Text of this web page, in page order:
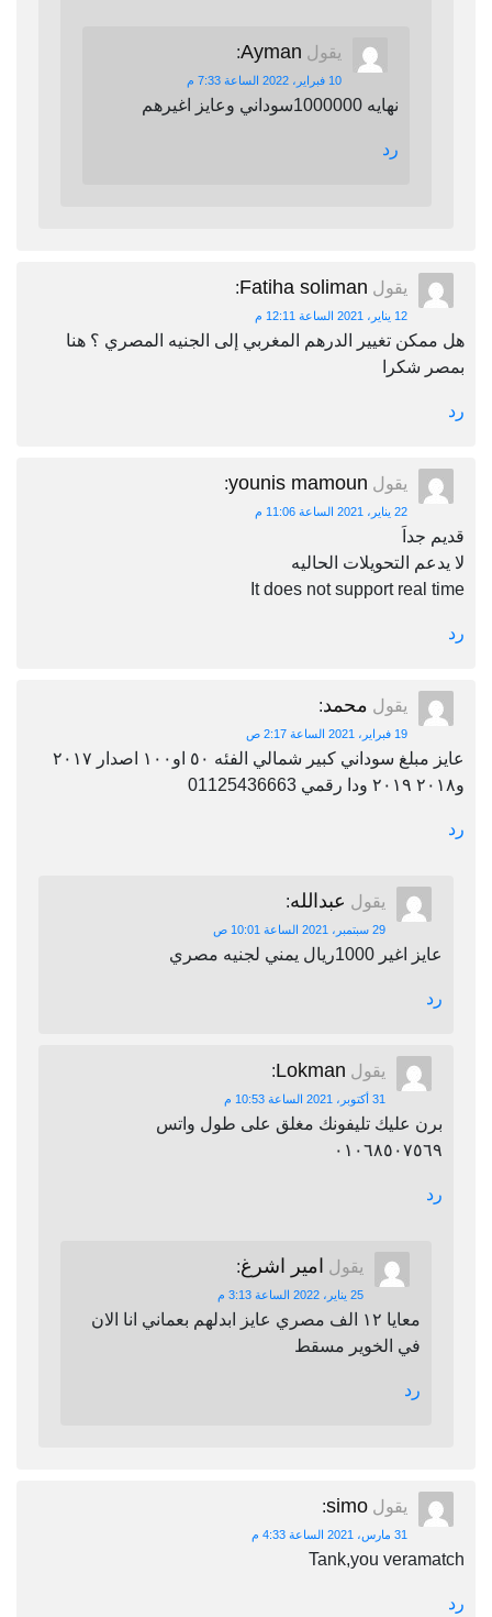
يقول Ayman
:
10 فبراير، 2022 الساعة 7:33 م
نهايه 1000000سوداني وعايز اغيرهم
رد
يقول Fatiha soliman
:
12 يناير، 2021 الساعة 12:11 م
هل ممكن تغيير الدرهم المغربي إلى الجنيه المصري ؟ هنا
بمصر شكرا
رد
يقول younis mamoun
:
22 يناير، 2021 الساعة 11:06 م
قديم جداَ
لا يدعم التحويلات الحاليه
It does not support real time
رد
يقول محمد:
19 فبراير، 2021 الساعة 2:17 ص
عايز مبلغ سوداني كبير شمالي الفئه ٥٠ او١٠٠ اصدار ٢٠١٧
و٢٠١٨ ٢٠١٩ ودا رقمي 01125436663
رد
يقول عبدالله:
29 سبتمبر، 2021 الساعة 10:01 ص
عايز اغير 1000ريال يمني لجنيه مصري
رد
يقول Lokman
:
31 أكتوبر، 2021 الساعة 10:53 م
برن عليك تليفونك مغلق على طول واتس
٠١٠٦٨٥٠٧٥٦٩
رد
يقول امير اشرغ:
25 يناير، 2022 الساعة 3:13 م
معايا ١٢ الف مصري عايز ابدلهم بعماني انا الان
في الخوير مسقط
رد
يقول simo
:
31 مارس، 2021 الساعة 4:33 م
Tank,you veramatch
رد